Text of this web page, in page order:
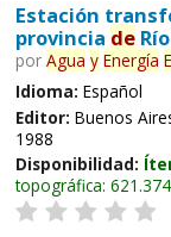
Estación
provincia de
por Agua y Energía
Idioma: Español
Editor: Buenos
1988
Disponibilidad:
topográfica: